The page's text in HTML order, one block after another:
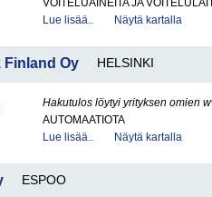
VOITELUAINEITA JA
Lue lisää..
Näytä kartalla
Finland Oy HELSINKI
Hakutulos löytyi yrityksen omien
AUTOMAATIOTA
Lue lisää..
Näytä kartalla
ESPOO